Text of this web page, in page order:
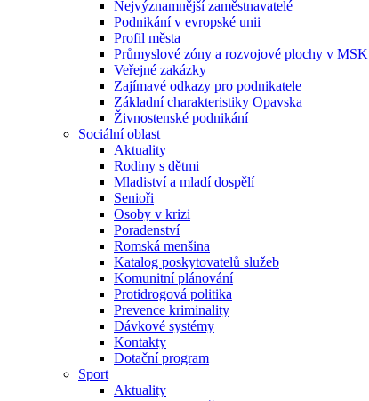
Nejvýznamnější zaměstnavatelé
Podnikání v evropské unii
Profil města
Průmyslové zóny a rozvojové plochy v MSK
Veřejné zakázky
Zajímavé odkazy pro podnikatele
Základní charakteristiky Opavska
Živnostenské podnikání
Sociální oblast
Aktuality
Rodiny s dětmi
Mladiství a mladí dospělí
Senioři
Osoby v krizi
Poradenství
Romská menšina
Katalog poskytovatelů služeb
Komunitní plánování
Protidrogová politika
Prevence kriminality
Dávkové systémy
Kontakty
Dotační program
Sport
Aktuality